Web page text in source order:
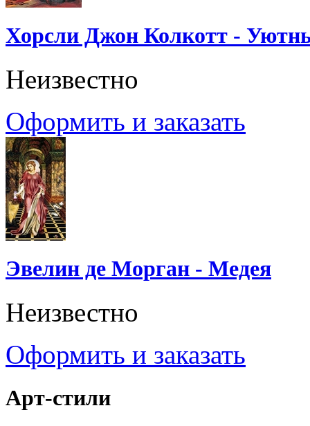
Хорсли Джон Колкотт -
Неизвестно
Оформить и заказать
Эвелин де Морган - Медея
Неизвестно
Оформить и заказать
Арт-стили